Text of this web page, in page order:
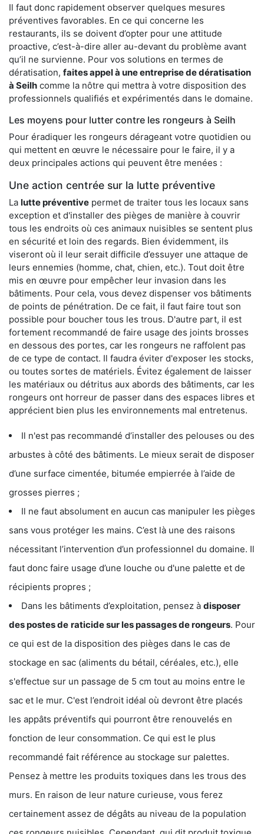
Il faut donc rapidement observer quelques mesures
préventives favorables. En ce qui concerne les
restaurants, ils se doivent d’opter pour une attitude
proactive, c’est-à-dire aller au-devant du problème avant
qu’il ne survienne. Pour vos solutions en termes de
dératisation, faites appel à une entreprise de dératisation
à Seilh comme la nôtre qui mettra à votre disposition des
professionnels qualifiés et expérimentés dans le domaine.
Les moyens pour lutter contre les rongeurs à Seilh
Pour éradiquer les rongeurs dérageant votre quotidien ou
qui mettent en œuvre le nécessaire pour le faire, il y a
deux principales actions qui peuvent être menées :
Une action centrée sur la lutte préventive
La lutte préventive permet de traiter tous les locaux sans
exception et d'installer des pièges de manière à couvrir
tous les endroits où ces animaux nuisibles se sentent plus
en sécurité et loin des regards. Bien évidemment, ils
viseront où il leur serait difficile d’essuyer une attaque de
leurs ennemies (homme, chat, chien, etc.). Tout doit être
mis en œuvre pour empêcher leur invasion dans les
bâtiments. Pour cela, vous devez dispenser vos bâtiments
de points de pénétration. De ce fait, il faut faire tout son
possible pour boucher tous les trous. D'autre part, il est
fortement recommandé de faire usage des joints brosses
en dessous des portes, car les rongeurs ne raffolent pas
de ce type de contact. Il faudra éviter d'exposer les stocks,
ou toutes sortes de matériels. Évitez également de laisser
les matériaux ou détritus aux abords des bâtiments, car les
rongeurs ont horreur de passer dans des espaces libres et
apprécient bien plus les environnements mal entretenus.
Il n'est pas recommandé d’installer des pelouses ou des
arbustes à côté des bâtiments. Le mieux serait de disposer
d’une surface cimentée, bitumée empierrée à l’aide de
grosses pierres ;
Il ne faut absolument en aucun cas manipuler les pièges
sans vous protéger les mains. C’est là une des raisons
nécessitant l’intervention d’un professionnel du domaine. Il
faut donc faire usage d’une louche ou d'une palette et de
récipients propres ;
Dans les bâtiments d’exploitation, pensez à disposer
des postes de raticide sur les passages de rongeurs. Pour
ce qui est de la disposition des pièges dans le cas de
stockage en sac (aliments du bétail, céréales, etc.), elle
s'effectue sur un passage de 5 cm tout au moins entre le
sac et le mur. C'est l’endroit idéal où devront être placés
les appâts préventifs qui pourront être renouvelés en
fonction de leur consommation. Ce qui est le plus
recommandé fait référence au stockage sur palettes.
Pensez à mettre les produits toxiques dans les trous des
murs. En raison de leur nature curieuse, vous ferez
certainement assez de dégâts au niveau de la population